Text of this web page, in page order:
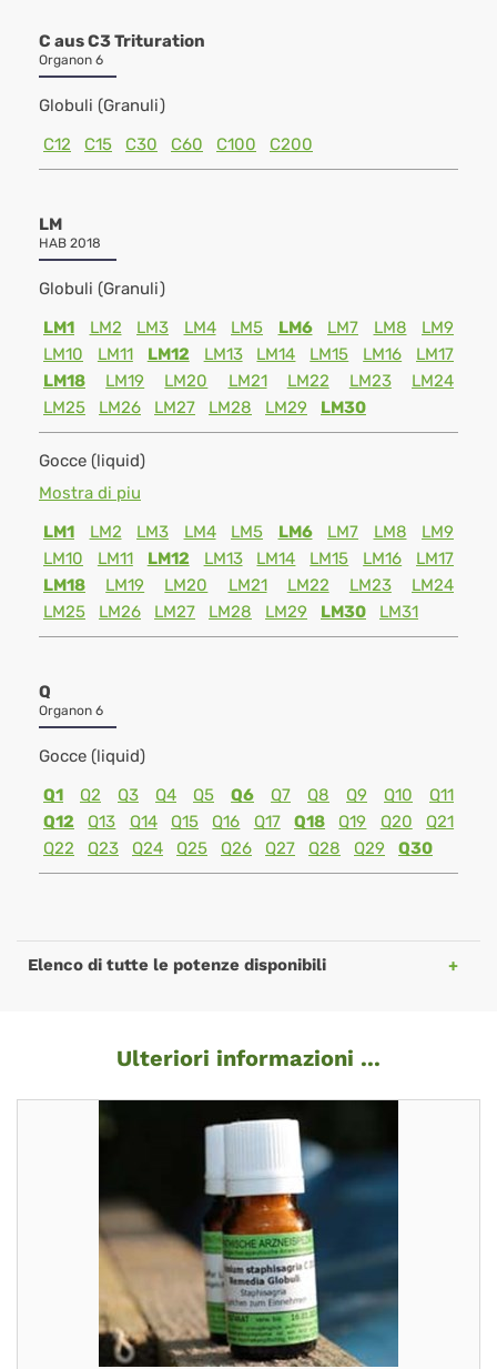
C aus C3 Trituration
Organon 6
Globuli (Granuli)
C12
C15 C30 C60 C100 C200
LM
HAB 2018
Globuli (Granuli)
LM1
LM2 LM3 LM4 LM5 LM6 LM7 LM8
LM9
LM10
LM11 LM12 LM13 LM14 LM15 LM16
LM17
LM18
LM19 LM20 LM21 LM22 LM23
LM24
LM25
LM26 LM27 LM28 LM29 LM30
Gocce (liquid)
Mostra di piu
LM1
LM2 LM3 LM4 LM5 LM6 LM7 LM8
LM9
LM10
LM11 LM12 LM13 LM14 LM15 LM16
LM17
LM18
LM19 LM20 LM21 LM22 LM23
LM24
LM25
LM26 LM27 LM28 LM29 LM30 LM31
Q
Organon 6
Gocce (liquid)
Q1
Q2 Q3 Q4 Q5 Q6 Q7 Q8 Q9 Q10
Q11
Q12
Q13 Q14 Q15 Q16 Q17 Q18 Q19 Q20
Q21
Q22
Q23 Q24 Q25 Q26 Q27 Q28 Q29 Q30
Elenco di tutte le potenze disponibili
Ulteriori informazioni ...